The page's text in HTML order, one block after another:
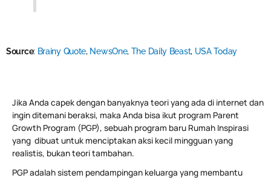
Source: Brainy Quote, NewsOne, The Daily Beast, USA Today
Jika Anda capek dengan banyaknya teori yang ada di internet dan
ingin ditemani beraksi, maka Anda bisa ikut program Parent
Growth Program (PGP), sebuah program baru Rumah Inspirasi
yang dibuat untuk menciptakan aksi kecil mingguan yang
realistis, bukan teori tambahan.
PGP adalah sistem pendampingan keluarga yang membantu